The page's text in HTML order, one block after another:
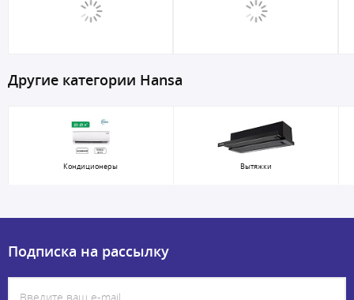
Другие категории Hansa
Кондиционеры Вытяжки
Подписка на рассылку